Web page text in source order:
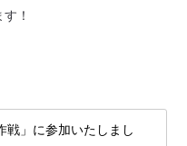
！
戦」に参加いたしまし